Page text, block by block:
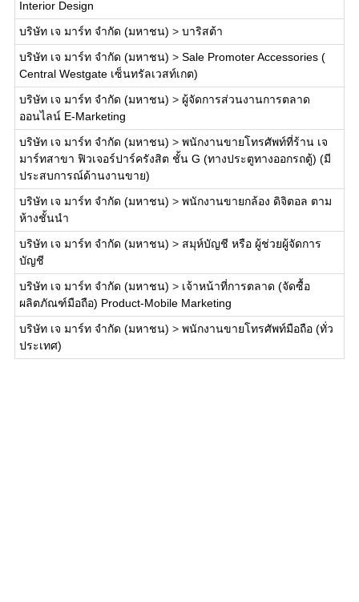
Interior Design
บริษัท เจ มาร์ท จำกัด (มหาชน) > บาริสต้า
บริษัท เจ มาร์ท จำกัด (มหาชน) > Sale Promoter Accessories (
Central Westgate เซ็นทรัลเวสท์เกต)
บริษัท เจ มาร์ท จำกัด (มหาชน) > ผู้จัดการส่วนงานการตลาด
ออนไลน์ E-Marketing
บริษัท เจ มาร์ท จำกัด (มหาชน) > พนักงานขายโทรศัพท์ที่ร้าน เจ
มาร์ทสาขา ฟิวเจอร์ปาร์ครังสิต ชั้น G (ทางประตูทางออกรถตู้) (มี
ประสบการณ์ด้านงานขาย)
บริษัท เจ มาร์ท จำกัด (มหาชน) > พนักงานขายกล้อง ดิจิตอล ตาม
ห้างชั้นนำ
บริษัท เจ มาร์ท จำกัด (มหาชน) > สมุห์บัญชี หรือ ผู้ช่วยผู้จัดการ
บัญชี
บริษัท เจ มาร์ท จำกัด (มหาชน) > เจ้าหน้าที่การตลาด (จัดซื้อ
ผลิตภัณฑ์มือถือ) Product-Mobile Marketing
บริษัท เจ มาร์ท จำกัด (มหาชน) > พนักงานขายโทรศัพท์มือถือ (ทั่ว
ประเทศ)